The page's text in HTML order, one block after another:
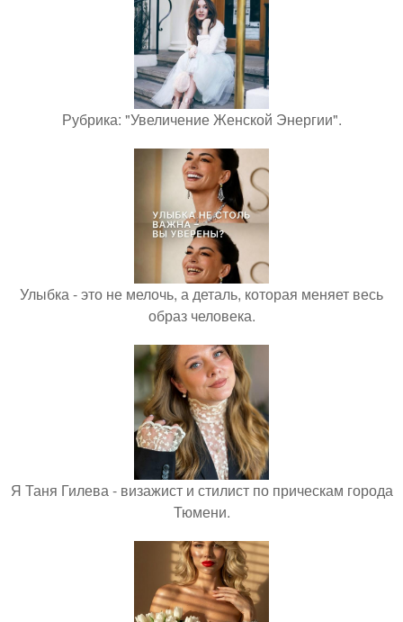
Рубрика: "Увеличение Женской Энергии".
Улыбка - это не мелочь, а деталь, которая меняет весь
образ человека.
Я Таня Гилева - визажист и стилист по прическам города
Тюмени.